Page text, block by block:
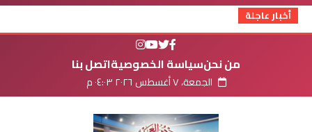
أخبار عاجلة
من نحنسياسة الخصوصيةاتصل بنا
الجمعة، ٧ أغسطس ٢٠٢٦ ٠٤:٠٣ م